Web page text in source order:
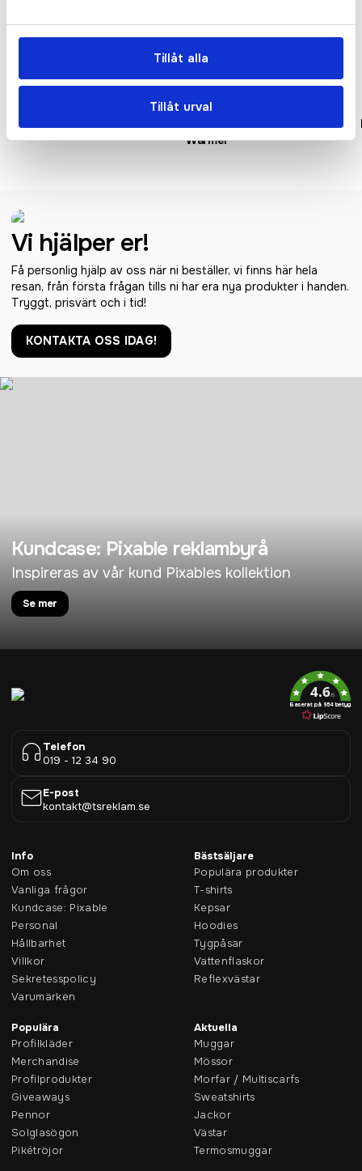
Tillåt alla
Tillåt urval
Merino Beanie
Warmer
Vi hjälper er!
Få personlig hjälp av oss när ni beställer, vi finns här hela
resan, från första frågan tills ni har era nya produkter i handen.
Tryggt, prisvärt och i tid!
KONTAKTA OSS IDAG!
Kundcase: Pixable reklambyrå
Inspireras av vår kund Pixables kollektion
Se mer
4.6/5
Baserat på 954 betyg
Telefon
019 - 12 34 90
E-post
kontakt@tsreklam.se
Info
Om oss
Vanliga frågor
Kundcase: Pixable
Personal
Hållbarhet
Villkor
Sekretesspolicy
Varumärken
Bästsäljare
Populära produkter
T-shirts
Kepsar
Hoodies
Tygpåsar
Vattenflaskor
Reflexvästar
Populära
Profilkläder
Merchandise
Profilprodukter
Giveaways
Pennor
Solglasögon
Pikétröjor
Aktuella
Muggar
Mössor
Morfar / Multiscarfs
Sweatshirts
Jackor
Västar
Termosmuggar